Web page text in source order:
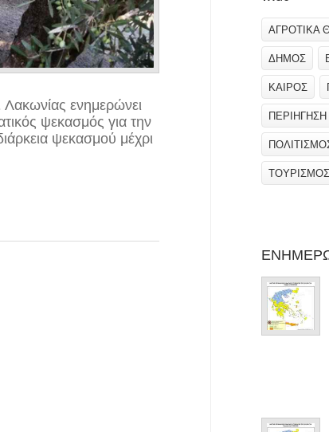
Λακωνίας ενημερώνει
ψεκασμός για την
ψεκασμού μέχρι
ΑΓΡΟΤΙΚΑ
ΔΗΜΟΣ
ΚΑΙΡΟΣ
ΠΕΡΙΗΓΗΣΗ
ΤΟΥΡΙΣΜΟΣ